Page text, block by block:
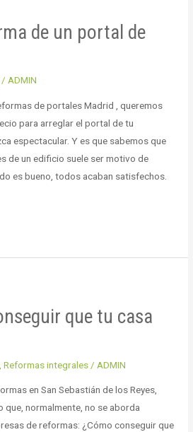
de un portal de
/ADMIN
de portales Madrid , queremos
para arreglar el portal de tu
espectacular. Y es que sabemos que
de un edificio suele ser motivo de
es bueno, todos acaban satisfechos.
que tu casa
,Reformas integrales / ADMIN
en San Sebastián de los Reyes,
que, normalmente, no se aborda
de reformas: ¿Cómo conseguir que